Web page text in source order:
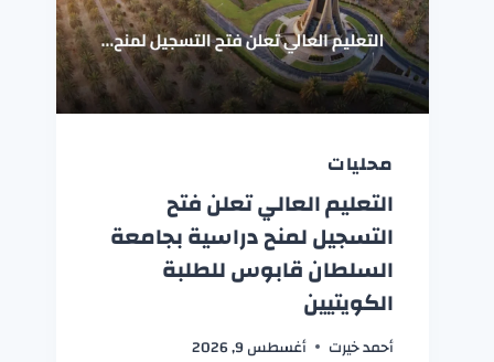
محليات
التعليم العالي تعلن فتح
التسجيل لمنح دراسية بجامعة
السلطان قابوس للطلبة
الكويتيين
أحمد خيرت أغسطس 9, 2026